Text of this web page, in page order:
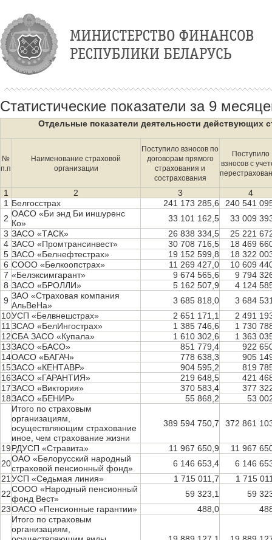
Статистические показатели за 9
Отдельные показатели деятельности действующих
№
п.п
Наименование страховой
организации
Поступило взносов по
договорам прямого
страхования и
сострахования
Поступило
взносов с
1 2 3
4
1 Белгосстрах 241 173 285,6
240 541
2 ОАСО «Би энд Би иншуренс
Ко»
33 101 162,5
33 009
3 ЗАСО «ТАСК» 26 838 334,5
25 221
4 ЗАСО «Промтрансинвест» 30 708 716,5
18 469
5 ЗАСО «Белнефтестрах» 19 152 599,8
18 322
6 СООО «Белкоопстрах» 11 269 427,0
10 609
7 «Белэксимгарант» 9 674 565,6
9 794
8 ЗАСО «БРОЛЛИ» 5 162 507,9
4 124
9 ЗАО «Страховая компания
АльВеНа»
3 685 818,0
3 684
10УСП «Белвнешстрах» 2 651 171,1
2 491
11 ЗСАО «БелИнгострах» 1 385 746,6
1 730
12СБА ЗАСО «Купала» 1 610 302,6
1 363
13ЗАСО «БАСО» 851 779,4
922
14ОАСО «БАГАЧ» 778 638,3
905
15ЗАСО «КЕНТАВР» 904 595,2
819
16ЗАСО «ГАРАНТИЯ» 219 648,5
421
17ЗАСО «Виктория» 370 583,4
377
18ЗАСО «БЕНИР» 55 868,2
53
Итого по страховым
организациям,
осуществляющим страхование
иное, чем страхование жизни
389 594 750,7 372 861
19РДУСП «Стравита» 11 967 650,9
11 967
20ОАО «Белоруcский народный
страховой пенсионный фонд»
6 146 653,4
6 146
21 УСП «Седьмая линия» 1 715 011,7
1 715
22СООО «Народный пенсионный
фонд Вест»
59 323,1
59
23ОАСО «Пенсионные гарантии» 488,0
Итого по страховым
организациям,